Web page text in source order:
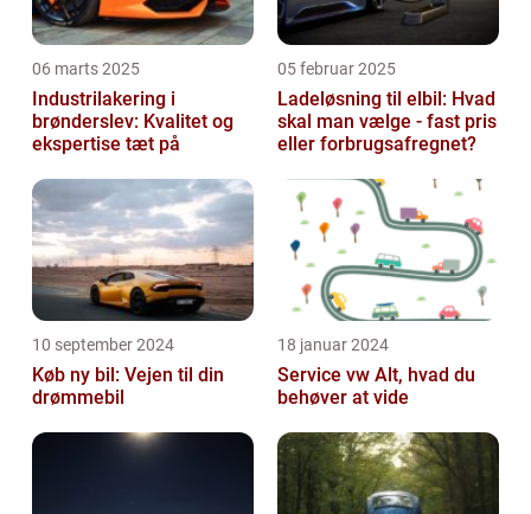
06 marts 2025
Industrilakering i
brønderslev: Kvalitet og
ekspertise tæt på
05 februar 2025
Ladeløsning til elbil: Hvad
skal man vælge - fast pris
eller forbrugsafregnet?
10 september 2024
Køb ny bil: Vejen til din
drømmebil
18 januar 2024
Service vw Alt, hvad du
behøver at vide